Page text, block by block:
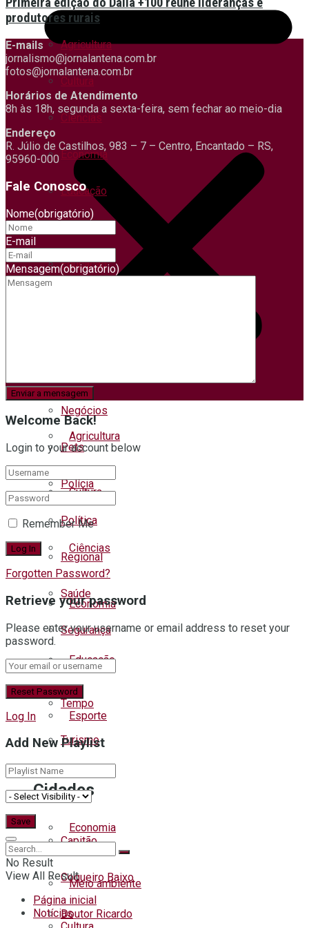
Agricultura
Cultura
Ciências
Economia
Educação
Esporte
Economia
Meio ambiente
Agricultura
Cultura
Ciências
Economia
Educação
Educação
Negócios
Pets
Polícia
Política
Regional
Saúde
Segurança
Trânsito
Tempo
Turismo
Cidades
Capitão
Coqueiro Baixo
Doutor Ricardo
Primeira edição do Dália +100 reúne lideranças e
produtores rurais
E-mails
jornalismo@jornalantena.com.br
fotos@jornalantena.com.br
Horários de Atendimento
8h às 18h, segunda a sexta-feira, sem fechar ao meio-dia
Endereço
R. Júlio de Castilhos, 983 – 7 – Centro, Encantado – RS,
95960-000
Fale Conosco
Nome(obrigatório)
E-mail
Mensagem(obrigatório)
Welcome Back!
Login to your account below
Remember Me
Forgotten Password?
Retrieve your password
Please enter your username or email address to reset your
password.
Log In
Add New Playlist
No Result
View All Result
Página inicial
Notícias